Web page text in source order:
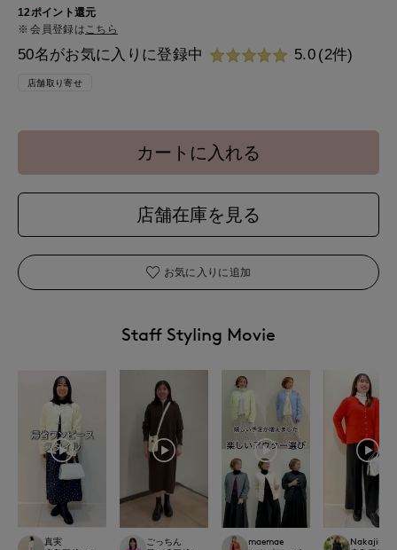
12ポイント還元
会員登録は こちら
50名がお気に入りに登録中 5.0 (2件)
店舗取り寄せ
カートに入れる
店舗在庫を見る
お気に入りに追加
Staff Styling Movie
真実
ごっちん
maemae
Nakajima